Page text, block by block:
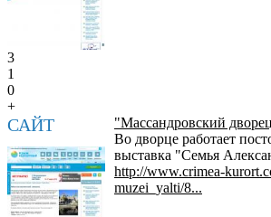
3
1
0
+
САЙТ
"Массандровский
Во дворце работает
выставка "Семья
http://www.crimea-
muzei_yalti/8...